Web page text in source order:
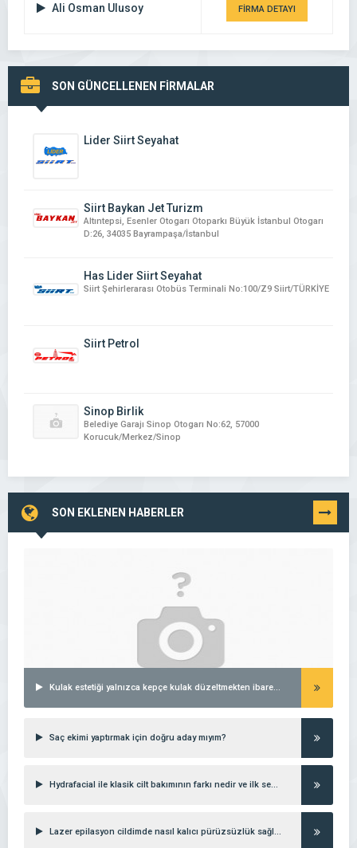
Ali Osman Ulusoy FİRMA DETAYI
SON GÜNCELLENEN FİRMALAR
Lider Siirt Seyahat
Siirt Baykan Jet Turizm
Altıntepsi, Esenler Otogarı Otoparkı Büyük İstanbul Otogarı
D:26, 34035 Bayrampaşa/İstanbul
Has Lider Siirt Seyahat
Siirt Şehirlerarası Otobüs Terminali No:100/Z9 Siirt/TÜRKİYE
Siirt Petrol
Sinop Birlik
Belediye Garajı Sinop Otogarı No:62, 57000
Korucuk/Merkez/Sinop
SON EKLENEN HABERLER TÜMÜNÜ
GÖR
Kulak estetiği yalnızca kepçe kulak düzeltmekten ibaret midir?
Saç ekimi yaptırmak için doğru aday mıyım?
Hydrafacial ile klasik cilt bakımının farkı nedir ve ilk seanstan ne beklemeliyim?
Lazer epilasyon cildimde nasıl kalıcı pürüzsüzlük sağlar?